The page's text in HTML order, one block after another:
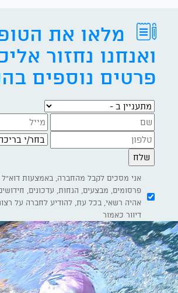
מלאו את
ואנחנו נחזור
פרטים נוספים
מתעניין ב -
בחר/י בריכה
פרסומים, מבצעים, הנחות, עדכונים,
אהיה רשאי, בכל עת, להודיע לחברה על
דיוור כאמור